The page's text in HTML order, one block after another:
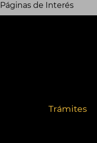
Páginas de Interés
Trámites